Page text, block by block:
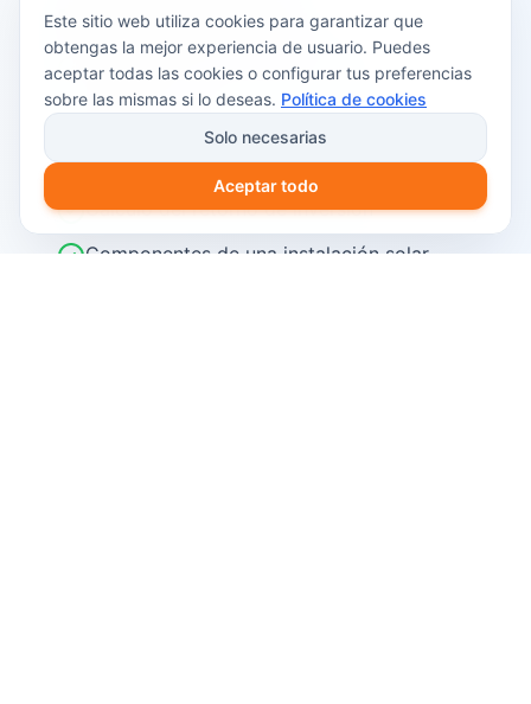
📖 Contenido de la guía:
Cómo funciona el autoconsumo
fotovoltaico
Ayudas y subvenciones disponibles en
2026
Cálculo del retorno de inversión
Componentes de una instalación solar
Este sitio web utiliza cookies para garantizar que
obtengas la mejor experiencia de usuario. Puedes
aceptar todas las cookies o configurar tus preferencias
sobre las mismas si lo deseas. Política de cookies
Solo necesarias
Aceptar todo